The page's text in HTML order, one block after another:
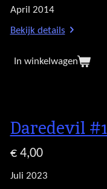
April 2014
Bekijk details
In winkelwagen
Daredevil
€ 4,00
Juli 2023